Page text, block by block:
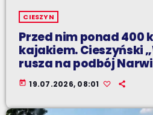
CIESZYN
Przed nim ponad 400
kajakiem. Cieszyński
rusza na podbój Narwi
today 19.07.2026, 08:01